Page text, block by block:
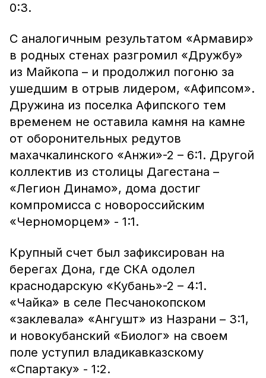
0:3.
С аналогичным результатом «Армавир»
в родных стенах разгромил «Дружбу»
из Майкопа – и продолжил погоню за
ушедшим в отрыв лидером, «Афипсом».
Дружина из поселка Афипского тем
временем не оставила камня на камне
от оборонительных редутов
махачкалинского «Анжи»-2 – 6:1. Другой
коллектив из столицы Дагестана –
«Легион Динамо», дома достиг
компромисса с новороссийским
«Черноморцем» - 1:1.
Крупный счет был зафиксирован на
берегах Дона, где СКА одолел
краснодарскую «Кубань»-2 – 4:1.
«Чайка» в селе Песчанокопском
«заклевала» «Ангушт» из Назрани – 3:1,
и новокубанский «Биолог» на своем
поле уступил владикавказскому
«Спартаку» - 1:2.